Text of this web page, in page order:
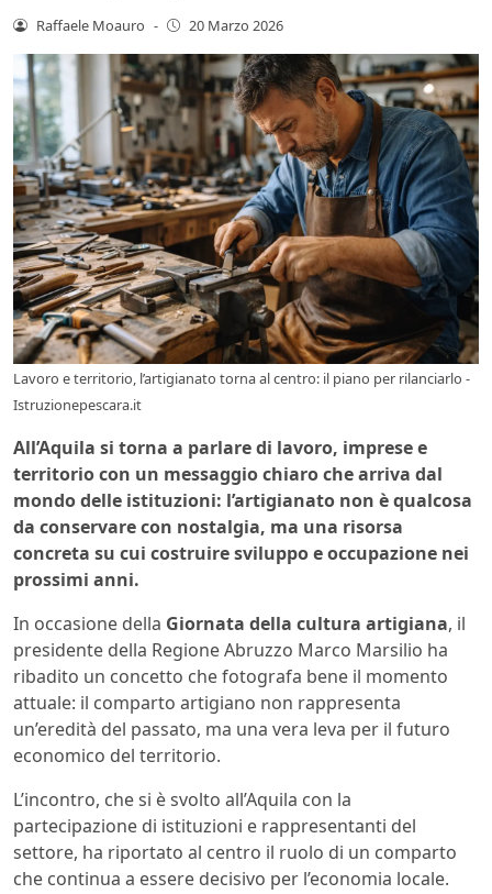
Raffaele Moauro - 20 Marzo 2026
Lavoro e territorio, l’artigianato torna al centro: il piano per rilanciarlo -
Istruzionepescara.it
All’Aquila si torna a parlare di lavoro, imprese e
territorio con un messaggio chiaro che arriva dal
mondo delle istituzioni: l’artigianato non è qualcosa
da conservare con nostalgia, ma una risorsa
concreta su cui costruire sviluppo e occupazione nei
prossimi anni.
In occasione della Giornata della cultura artigiana, il
presidente della Regione Abruzzo Marco Marsilio ha
ribadito un concetto che fotografa bene il momento
attuale: il comparto artigiano non rappresenta
un’eredità del passato, ma una vera leva per il futuro
economico del territorio.
L’incontro, che si è svolto all’Aquila con la
partecipazione di istituzioni e rappresentanti del
settore, ha riportato al centro il ruolo di un comparto
che continua a essere decisivo per l’economia locale.